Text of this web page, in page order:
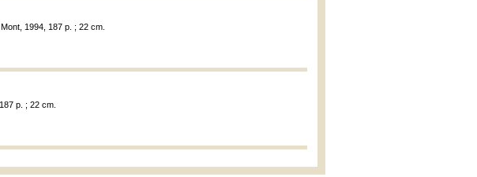
1994, 187 p. ; 22 cm.
p. ; 22 cm.